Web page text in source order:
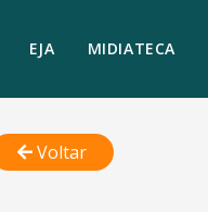
EJA MIDIATECA
Voltar